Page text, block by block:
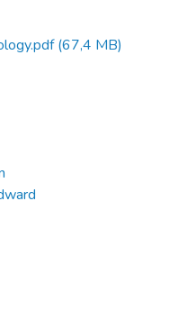
(67,4 MB)